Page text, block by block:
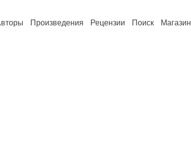
Произведения Рецензии Поиск Магазин